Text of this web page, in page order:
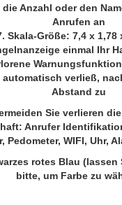
die Anzahl oder den
Anrufen an
Skala-Größe: 7,4 x 1,78
einmal Ihr
verließ,
Abstand zu
Sie verlieren
Anrufer
Pedometer, WIFI, Uhr,
rotes Blau
bitte, um Farbe zu